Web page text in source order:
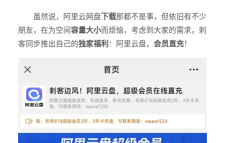
虽然说，阿里云网盘下载那都不是事，但依旧有不少
朋友，在为空间容量大小而烦恼，考虑到大家的需求，刺
客同步推出自己的独家福利 ：阿里云盘， 会员直充！